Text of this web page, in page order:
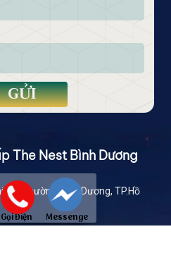
Gọi Điện
Messenge
GỬI
The Nest Bình Dương
Tổ, Phường Bình Dương, TP.Hồ